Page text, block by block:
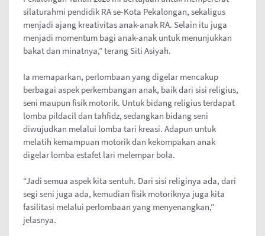
silaturahmi pendidik RA se-Kota Pekalongan, sekaligus
menjadi ajang kreativitas anak-anak RA. Selain itu juga
menjadi momentum bagi anak-anak untuk menunjukkan
bakat dan minatnya,” terang Siti Asiyah.
Ia memaparkan, perlombaan yang digelar mencakup
berbagai aspek perkembangan anak, baik dari sisi religius,
seni maupun fisik motorik. Untuk bidang religius terdapat
lomba pildacil dan tahfidz, sedangkan bidang seni
diwujudkan melalui lomba tari kreasi. Adapun untuk
melatih kemampuan motorik dan kekompakan anak
digelar lomba estafet lari melempar bola.
“Jadi semua aspek kita sentuh. Dari sisi religinya ada, dari
segi seni juga ada, kemudian fisik motoriknya juga kita
fasilitasi melalui perlombaan yang menyenangkan,”
jelasnya.